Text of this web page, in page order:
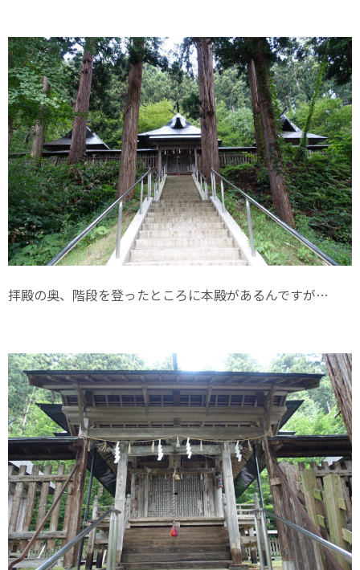
拝殿の奥、階段を登ったところに本殿があるんですが…